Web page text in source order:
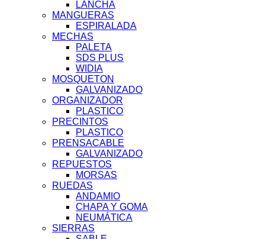
LANCHA
MANGUERAS
ESPIRALADA
MECHAS
PALETA
SDS PLUS
WIDIA
MOSQUETON
GALVANIZADO
ORGANIZADOR
PLASTICO
PRECINTOS
PLASTICO
PRENSACABLE
GALVANIZADO
REPUESTOS
MORSAS
RUEDAS
ANDAMIO
CHAPA Y GOMA
NEUMÁTICA
SIERRAS